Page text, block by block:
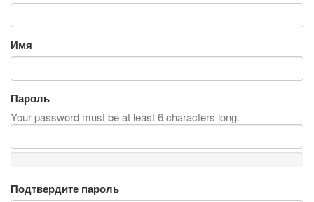
Имя
Пароль
Your password must be at least 6 characters long.
Подтвердите пароль